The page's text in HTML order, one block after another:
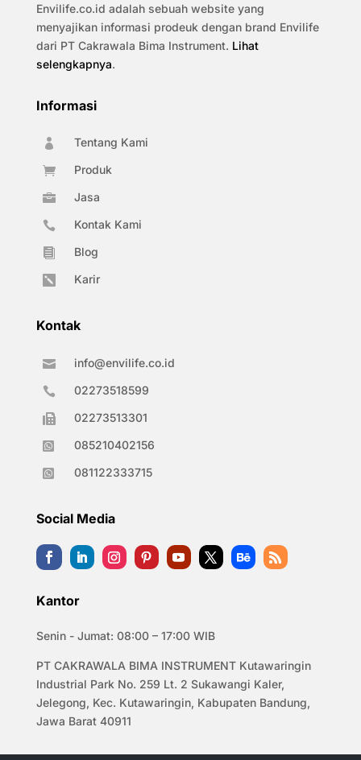
Envilife.co.id adalah sebuah website yang
menyajikan informasi prodeuk dengan brand Envilife
dari PT Cakrawala Bima Instrument. Lihat
selengkapnya.
Informasi
 Tentang Kami
 Produk
 Jasa
 Kontak Kami
 Blog
 Karir
Kontak
 info@envilife.co.id
 02273518599
 02273513301
 085210402156
 081122333715
Social Media
Kantor
Senin - Jumat: 08:00 – 17:00 WIB
PT CAKRAWALA BIMA INSTRUMENT Kutawaringin
Industrial Park No. 259 Lt. 2 Sukawangi Kaler,
Jelegong, Kec. Kutawaringin, Kabupaten Bandung,
Jawa Barat 40911